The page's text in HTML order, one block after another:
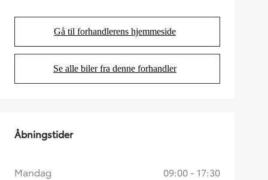
Gå til forhandlerens hjemmeside
(Opens in new tab)
Se alle biler fra denne forhandler
(Opens in new tab)
Åbningstider
Mandag
09:00 - 17:30